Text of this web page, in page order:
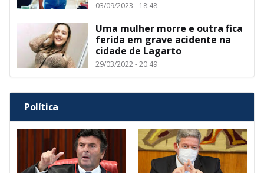
03/09/2023 - 18:48
Uma mulher morre e outra fica
ferida em grave acidente na
cidade de Lagarto
29/03/2022 - 20:49
Política